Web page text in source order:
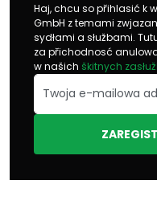
Haj, chcu so přihlasić k
GmbH z temami
sydłami a słužbami.
za přichodnosć
w našich škitnych